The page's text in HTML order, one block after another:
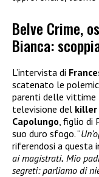
Belve Crime,
Bianca:
L’intervista di
scatenato le
parenti delle vittime
televisione del killer
Capolungo , figlio
suo duro sfogo. “
riferendosi a questa
ai magistrati. Mio
segreti: parliamo di